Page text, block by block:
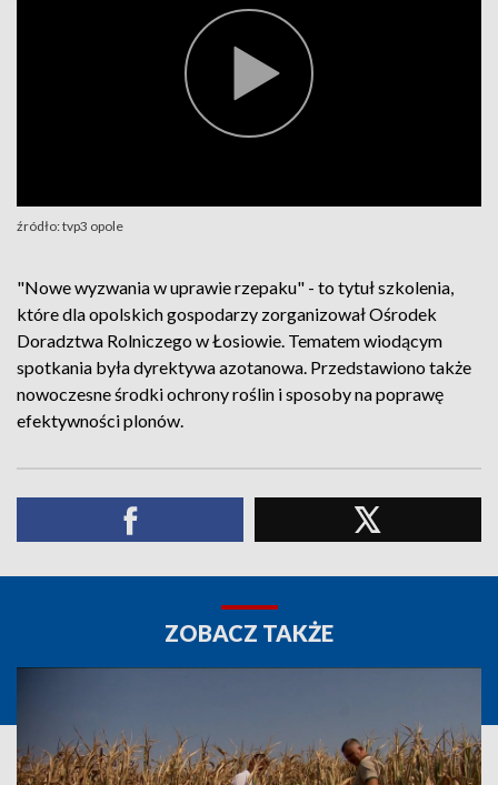
źródło: tvp3 opole
"Nowe wyzwania w uprawie rzepaku" - to tytuł szkolenia,
które dla opolskich gospodarzy zorganizował Ośrodek
Doradztwa Rolniczego w Łosiowie. Tematem wiodącym
spotkania była dyrektywa azotanowa. Przedstawiono także
nowoczesne środki ochrony roślin i sposoby na poprawę
efektywności plonów.
ZOBACZ TAKŻE